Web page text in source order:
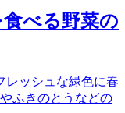
べる野菜の
レッシュな緑色に春
ふきのとうなどの